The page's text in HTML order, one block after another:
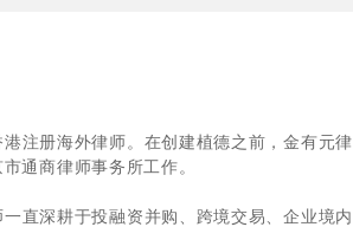
注册海外律师。在创建植德之前，金有元律
通商律师事务所工作。
直深耕于投融资并购、跨境交易、企业境内